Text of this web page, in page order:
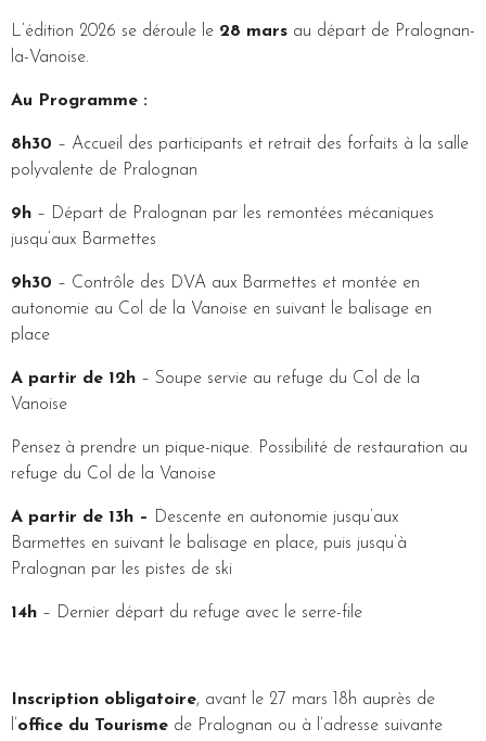
L’édition 2026 se déroule le 28 mars au départ de Pralognan-
la-Vanoise.
Au Programme :
8h30 – Accueil des participants et retrait des forfaits à la salle
polyvalente de Pralognan
9h – Départ de Pralognan par les remontées mécaniques
jusqu’aux Barmettes
9h30 – Contrôle des DVA aux Barmettes et montée en
autonomie au Col de la Vanoise en suivant le balisage en
place
A partir de 12h – Soupe servie au refuge du Col de la
Vanoise
Pensez à prendre un pique-nique. Possibilité de restauration au
refuge du Col de la Vanoise
A partir de 13h –
Descente en autonomie jusqu’aux
Barmettes en suivant le balisage en place, puis jusqu’à
Pralognan par les pistes de ski
14h – Dernier départ du refuge avec le serre-file
Inscription obligatoire, avant le 27 mars 18h auprès de
office du Tourisme de Pralognan ou à l’adresse suivante